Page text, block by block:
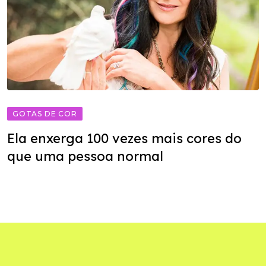
GOTAS DE COR
Ela enxerga 100 vezes mais cores do
que uma pessoa normal